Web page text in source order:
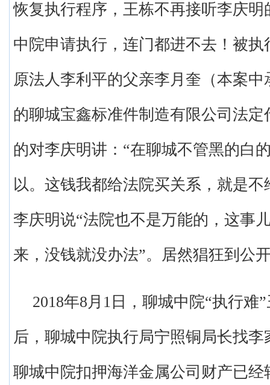
恢复执行程序，王栋不再接听李庆明
中院申请执行，连门都进不去！被
原法人李利平的父亲李月奎（本案
的聊城宝鑫标准件制造有限公司法
的对李庆明讲：“在聊城不管黑的白
以。这钱我都给法院买关系，就是不
李庆明说“法院也不是万能的，这事
来，没钱就没办法”。居然猖狂到公
2018年8月1日，聊城中院“执行难
后，聊城中院执行局宁照铜局长找
聊城中院扣押海洋金属公司财产已经